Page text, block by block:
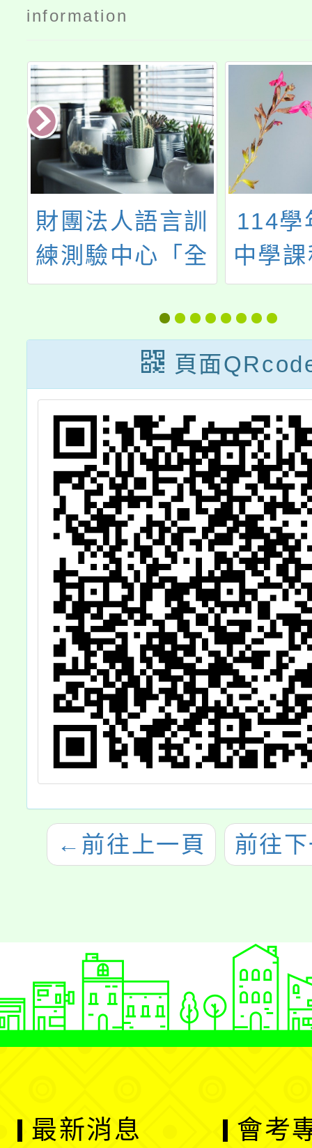
information
財團法人語言訓
練測驗中心「全
民英檢」初級聽
114學
中學
諮詢
任及
師
頁面
← 前往上一頁 前往
最新消息 會考